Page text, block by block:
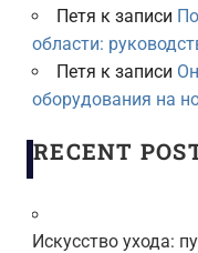
Петя к записи
области:
Петя к записи
оборудования на
RECENT
Искусство ухода: